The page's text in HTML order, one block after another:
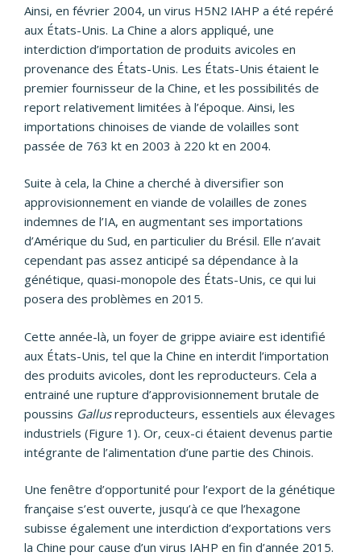
Ainsi, en février 2004, un virus H5N2 IAHP a été repéré
aux États-Unis. La Chine a alors appliqué, une
interdiction d’importation de produits avicoles en
provenance des États-Unis. Les États-Unis étaient le
premier fournisseur de la Chine, et les possibilités de
report relativement limitées à l’époque. Ainsi, les
importations chinoises de viande de volailles sont
passée de 763 kt en 2003 à 220 kt en 2004.
Suite à cela, la Chine a cherché à diversifier son
approvisionnement en viande de volailles de zones
indemnes de l’IA, en augmentant ses importations
d’Amérique du Sud, en particulier du Brésil. Elle n’avait
cependant pas assez anticipé sa dépendance à la
génétique, quasi-monopole des États-Unis, ce qui lui
posera des problèmes en 2015.
Cette année-là, un foyer de grippe aviaire est identifié
aux États-Unis, tel que la Chine en interdit l’importation
des produits avicoles, dont les reproducteurs. Cela a
entrainé une rupture d’approvisionnement brutale de
poussins Gallusreproducteurs, essentiels aux élevages
industriels (Figure 1). Or, ceux-ci étaient devenus partie
intégrante de l’alimentation d’une partie des Chinois.
Une fenêtre d’opportunité pour l’export de la génétique
française s’est ouverte, jusqu’à ce que l’hexagone
subisse également une interdiction d’exportations vers
la Chine pour cause d’un virus IAHP en fin d’année 2015.